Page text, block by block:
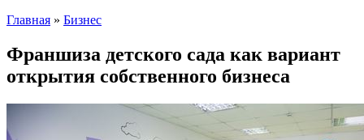
Главная » Бизнес
Франшиза детского сада как вариант
открытия собственного бизнеса